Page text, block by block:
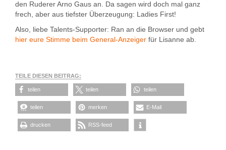
den Ruderer Arno Gaus an. Da sagen wird doch mal ganz
frech, aber aus tiefster Überzeugung: Ladies First!
Also, liebe Talents-Supporter: Ran an die Browser und gebt
hier eure Stimme beim General-Anzeiger für Lisanne ab.
TEILE DIESEN BEITRAG:
teilen teilen teilen
teilen merken E-Mail
drucken RSS-feed